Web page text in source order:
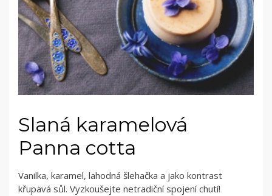
Slaná karamelová
Panna cotta
Vanilka, karamel, lahodná šlehačka a jako kontrast
křupavá sůl. Vyzkoušejte netradiční spojení chutí!